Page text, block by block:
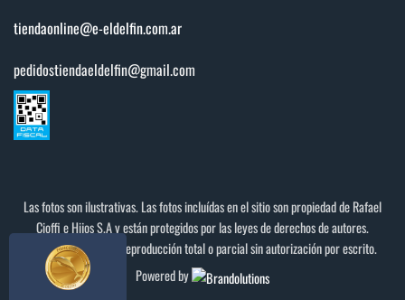
tiendaonline@e-eldelfin.com.ar
pedidostiendaeldelfin@gmail.com
Las fotos son ilustrativas. Las fotos incluídas en el sitio son propiedad de Rafael
Cioffi e Hijos S.A y están protegidos por las leyes de derechos de autores.
Prohibido el uso y/o reproducción total o parcial sin autorización por escrito.
Powered by